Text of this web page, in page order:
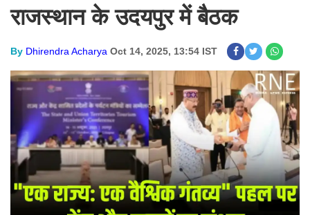
राजस्थान के उदयपुर में बैठक
By Dhirendra Acharya Oct 14, 2025, 13:54 IST